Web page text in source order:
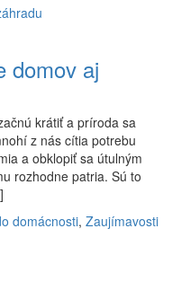
domov aj
krátiť a príroda sa
z nás cítia potrebu
a obklopiť sa útulným
rozhodne patria. Sú to
domácnosti, Zaujímavosti